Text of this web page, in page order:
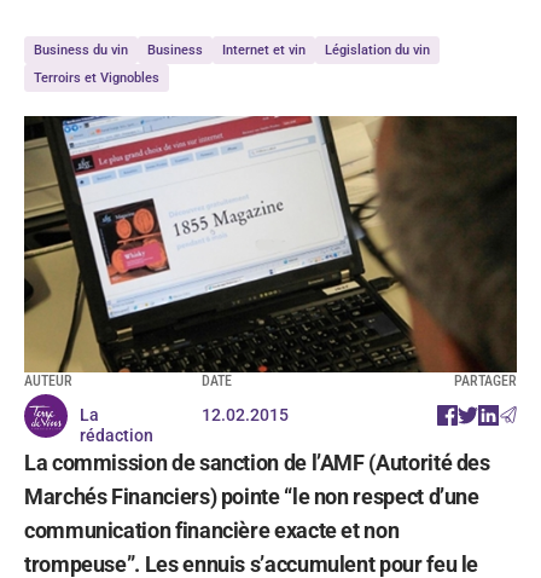
Business du vin Business Internet et vin
Législation du vin
Terroirs et Vignobles
AUTEUR
La
rédaction
DATE
12.02.2015
PARTAGER
La commission de sanction de l’AMF (Autorité des
Marchés Financiers) pointe “le non respect d’une
communication financière exacte et non
trompeuse”. Les ennuis s’accumulent pour feu le